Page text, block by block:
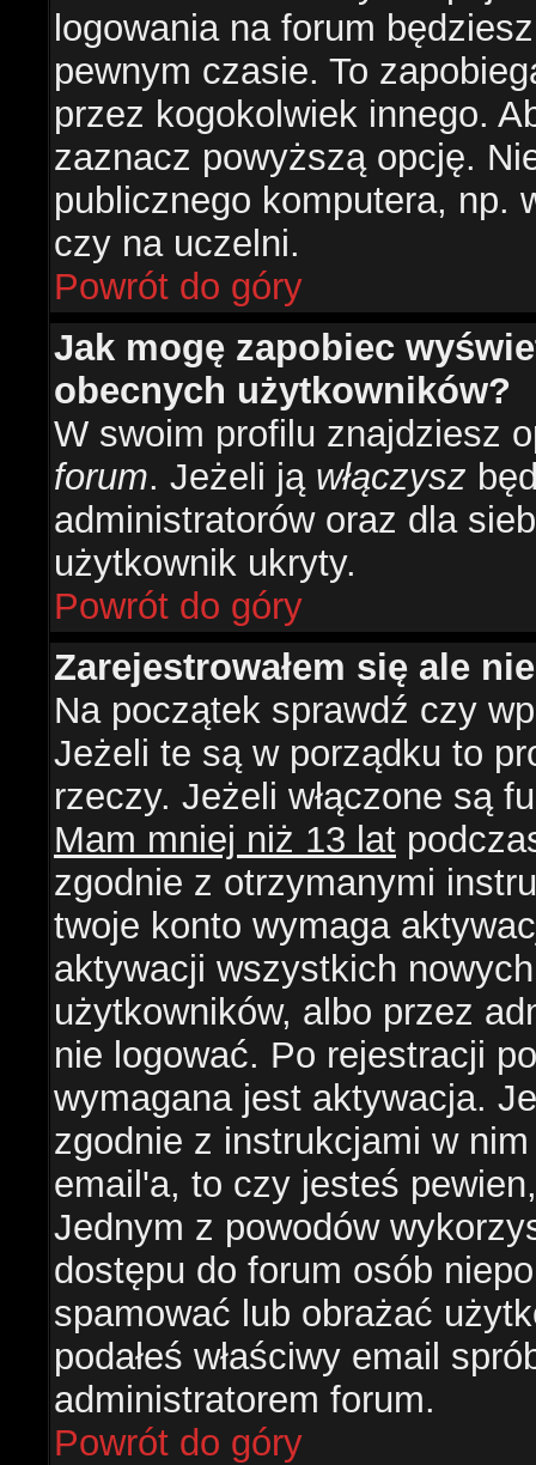
logowania na forum
pewnym czasie. To
przez kogokolwiek innego.
zaznacz powyższą opcję.
publicznego komputera, np.
czy na uczelni.
Powrót do góry
Jak mogę zapobiec
obecnych użytkowników?
W swoim profilu znajdziesz
forum. Jeżeli ją włączysz
administratorów oraz dla
użytkownik ukryty.
Powrót do góry
Zarejestrowałem się ale
Na początek sprawdź czy
Jeżeli te są w porządku to
rzeczy. Jeżeli włączone są
Mam mniej niż 13 lat
zgodnie z otrzymanymi
twoje konto wymaga
aktywacji wszystkich
użytkowników, albo przez
nie logować. Po rejestracji
wymagana jest aktywacja.
zgodnie z instrukcjami w
email'a, to czy jesteś
Jednym z powodów
dostępu do forum osób
spamować lub obrażać
podałeś właściwy email
administratorem forum.
Powrót do góry